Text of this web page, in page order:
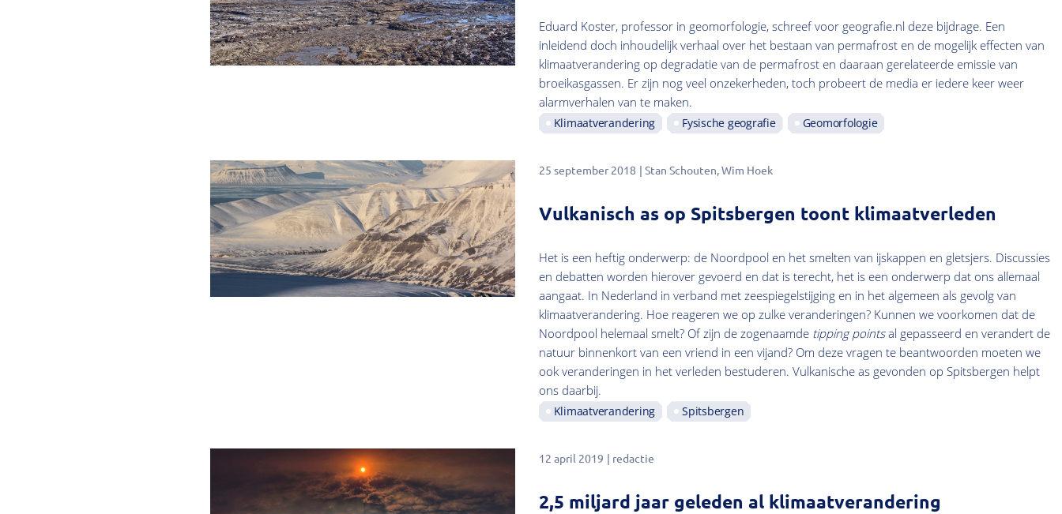
Eduard Koster, professor in geomorfologie, schreef voor geografie.nl deze bijdrage. Een
inleidend doch inhoudelijk verhaal over het bestaan van permafrost en de mogelijk effecten van
klimaatverandering op degradatie van de permafrost en daaraan gerelateerde emissie van
broeikasgassen. Er zijn nog veel onzekerheden, toch probeert de media er iedere keer weer
alarmverhalen van te maken.
Klimaatverandering Fysische geografie Geomorfologie
25 september 2018 Stan Schouten Wim Hoek
Vulkanisch as op Spitsbergen toont klimaatverleden
Het is een heftig onderwerp: de Noordpool en het smelten van ijskappen en gletsjers. Discussies
en debatten worden hierover gevoerd en dat is terecht, het is een onderwerp dat ons allemaal
aangaat. In Nederland in verband met zeespiegelstijging en in het algemeen als gevolg van
klimaatverandering. Hoe reageren we op zulke veranderingen? Kunnen we voorkomen dat de
Noordpool helemaal smelt? Of zijn de zogenaamde tipping pointsal gepasseerd en verandert de
natuur binnenkort van een vriend in een vijand? Om deze vragen te beantwoorden moeten we
ook veranderingen in het verleden bestuderen. Vulkanische as gevonden op Spitsbergen helpt
ons daarbij.
Klimaatverandering Spitsbergen
12 april 2019 redactie
2,5 miljard jaar geleden al klimaatverandering